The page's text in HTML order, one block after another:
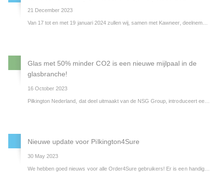
21 December 2023
Van 17 tot en met 19 januari 2024 zullen wij, samen met Kawneer, deelnemen aan de toonaangevende PolyClose in Gent. Samen met Kawneer bieden wij een combinatie van expertise in glas- en raamsystemen. Deze samenwerking op de PolyClose is een traditie die wij met trots voortzetten.
Glas met 50% minder CO2 is een nieuwe mijlpaal in de
glasbranche!
16 October 2023
Pilkington Nederland, dat deel uitmaakt van de NSG Group, introduceert een nieuw glasassortiment met 50% minder opgenomen CO2 in vergelijking met standaard floatglas*, hierdoor heeft het product de laagste CO2 uitstoot in zijn soort op de markt.
Nieuwe update voor Pilkington4Sure
30 May 2023
We hebben goed nieuws voor alle Order4Sure gebruikers! Er is een handige nieuwe functie toegevoegd waardoor het bestellen nog eenvoudiger wordt: de Favorieten-functie.